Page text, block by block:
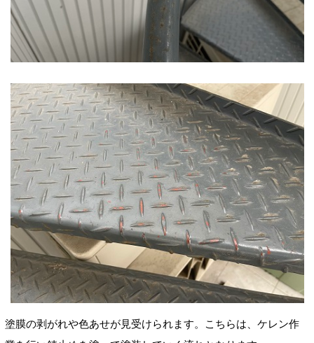
塗膜の剥がれや色あせが見受けられます。こちらは、ケレン作